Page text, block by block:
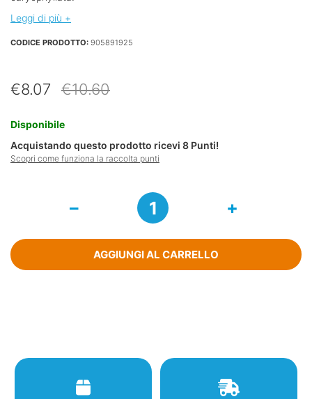
Leggi di più +
CODICE PRODOTTO: 905891925
€10.60Il
€10.60.
€8.07
Il
€8.07.
Disponibile
Acquistando questo prodotto ricevi 8 Punti!
Scopri come funziona la raccolta punti
Intimo
200
Ml
AGGIUNGI AL CARRELLO